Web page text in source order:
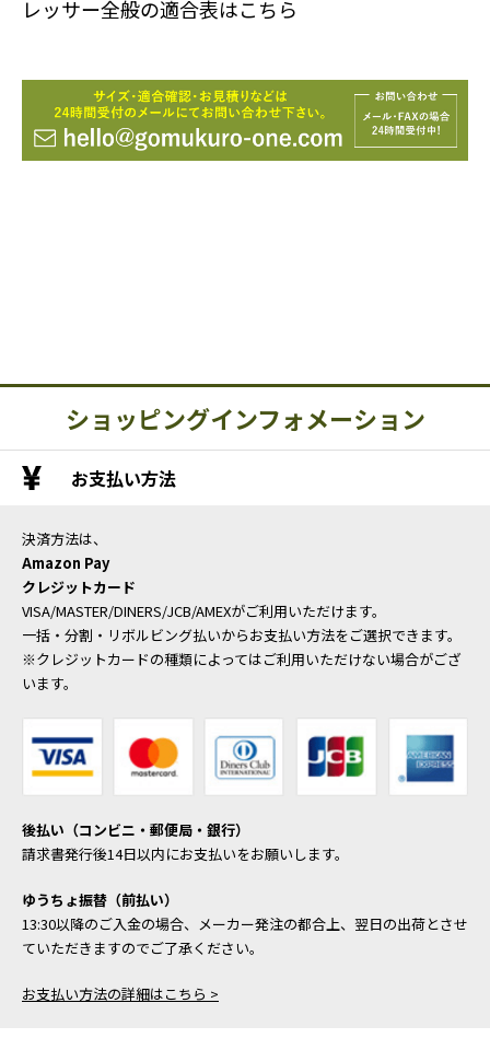
レッサー全般の適合表はこちら
ショッピングインフォメーション
お支払い方法
決済方法は、
Amazon Pay
クレジットカード
VISA/MASTER/DINERS/JCB/AMEXがご利用いただけます。
一括・分割・リボルビング払いからお支払い方法をご選択できます。
※クレジットカードの種類によってはご利用いただけない場合がござ
います。
後払い（コンビニ・郵便局・銀行）
請求書発行後14日以内にお支払いをお願いします。
ゆうちょ振替（前払い）
13:30以降のご入金の場合、メーカー発注の都合上、翌日の出荷とさせ
ていただきますのでご了承ください。
お支払い方法の詳細はこちら >